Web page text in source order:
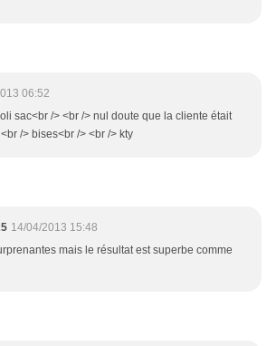
06:52
sac<br /> <br /> nul doute que la cliente était
/> bises<br /> <br /> kty
14/04/2013 15:48
mais le résultat est superbe comme